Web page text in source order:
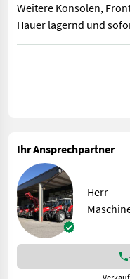
Weitere Konsolen,
Hauer lagernd und
Das Hauer Polterschild
Ihr Ansprechpartner
Herr